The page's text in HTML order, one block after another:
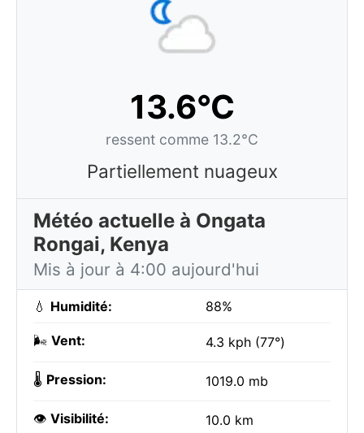
13.6°C
ressent comme 13.2°C
Partiellement nuageux
Météo actuelle à Ongata
Rongai, Kenya
Mis à jour à 4:00 aujourd'hui
💧 Humidité: 88%
🌬️ Vent: 4.3 kph (77°)
🌡️ Pression: 1019.0 mb
👁️ Visibilité: 10.0 km